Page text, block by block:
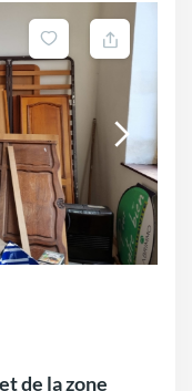
de la zone